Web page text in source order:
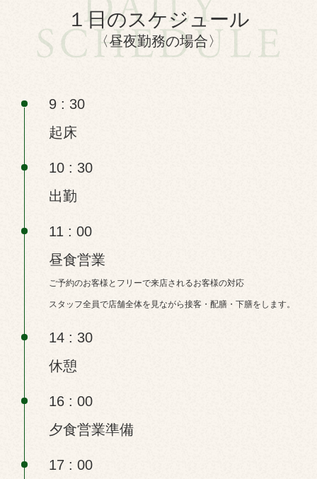
１日のスケジュール
〈昼夜勤務の場合〉
9 : 30
起床
10 : 30
出勤
11 : 00
昼食営業
ご予約のお客様とフリーで来店されるお客様の対応
スタッフ全員で店舗全体を見ながら接客・配膳・下膳をします。
14 : 30
休憩
16 : 00
夕食営業準備
17 : 00